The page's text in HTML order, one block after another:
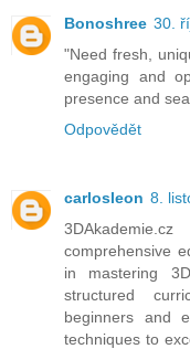
Bonoshree 30.
"Need fresh,
engaging and
presence and
Odpovědět
carlosleon 8.
comprehensive
in mastering
structured
beginners and
techniques to